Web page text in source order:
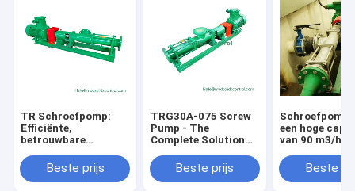
TR Schroefpomp:
Efficiënte,
betrouwbare
complexe media-
overdracht
Beste prijs
TRG30A-075 Screw
Pump - The
Complete Solution
Efficient Fluid
Transfer
Beste prijs
Schroefpomp
een hoge
van 90 m3/h
Beste